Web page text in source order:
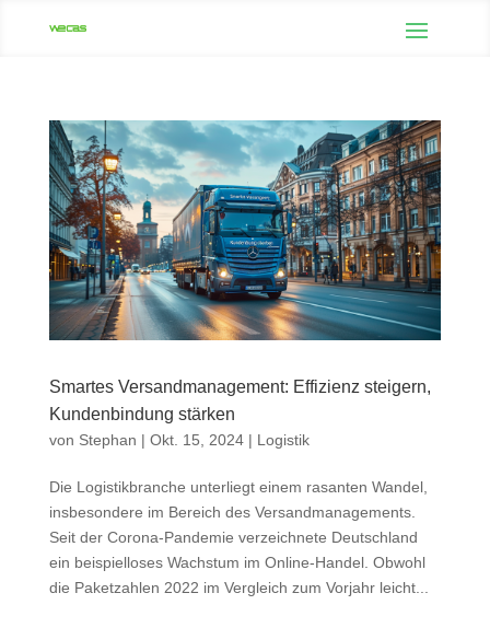
Smartes Versandmanagement: Effizienz steigern,
Kundenbindung stärken
von Stephan | Okt. 15, 2024| Logistik
Die Logistikbranche unterliegt einem rasanten Wandel,
insbesondere im Bereich des Versandmanagements.
Seit der Corona-Pandemie verzeichnete Deutschland
ein beispielloses Wachstum im Online-Handel. Obwohl
die Paketzahlen 2022 im Vergleich zum Vorjahr leicht...